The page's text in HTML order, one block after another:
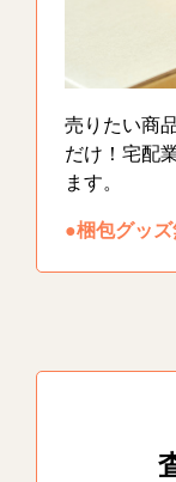
売りたい商
だけ！宅配
ます。
●梱包グッズ